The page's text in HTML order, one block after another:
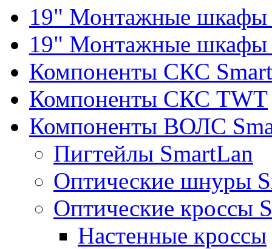
19" Монтажные
19" Монтажные шкафы
Компоненты СКС
Компоненты СКС TWT
Компоненты ВОЛС
Пигтейлы SmartLan
Оптические шнуры
Оптические кроссы
Настенные кроссы